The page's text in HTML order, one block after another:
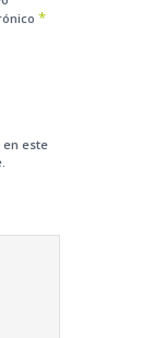
*
este